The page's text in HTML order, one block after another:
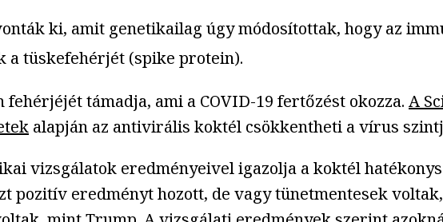
ki, amit genetikailag úgy módosítottak, hogy az
a tüskefehérjét (spike protein).
támadja, ami a COVID-19 fertőzést okozza. A
alapján az antivirális koktél csökkentheti a vírus
vizsgálatok eredményeivel igazolja a koktél
pozitív eredményt hozott, de vagy tünetmentesek